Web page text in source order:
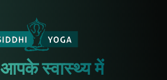
आपके स्वास्थ्य में